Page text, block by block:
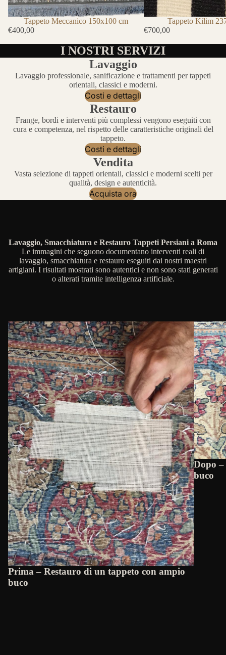
Tappeto Meccanico 150x100 cm
€400,00
Tappeto Kilim
€700,00
I NOSTRI SERVIZI
Lavaggio
Lavaggio professionale, sanificazione e trattamenti per tappeti
orientali, classici e moderni.
Costi e dettagli
Restauro
Frange, bordi e interventi più complessi vengono eseguiti con
cura e competenza, nel rispetto delle caratteristiche originali del
tappeto.
Costi e dettagli
Vendita
Vasta selezione di tappeti orientali, classici e moderni scelti per
qualità, design e autenticità.
Acquista ora
Lavaggio, Smacchiatura e Restauro Tappeti Persiani a Roma
Le immagini che seguono documentano interventi reali di
lavaggio, smacchiatura e restauro eseguiti dai nostri maestri
artigiani. I risultati mostrati sono autentici e non sono stati generati
o alterati tramite intelligenza artificiale.
Prima – Restauro di un tappeto con ampio
buco
Dopo
buco